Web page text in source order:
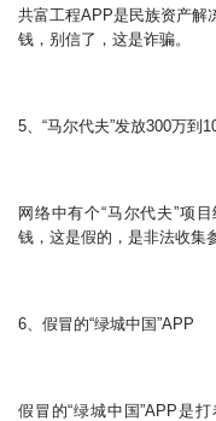
共富工程APP是民族资产解
钱，别信了，这是诈骗。
5、“马尔代夫”发放300万到
网络中有个“马尔代夫”项
钱，这是假的，是非法收集
6、假冒的“绿城中国”APP
假冒的“绿城中国”APP是